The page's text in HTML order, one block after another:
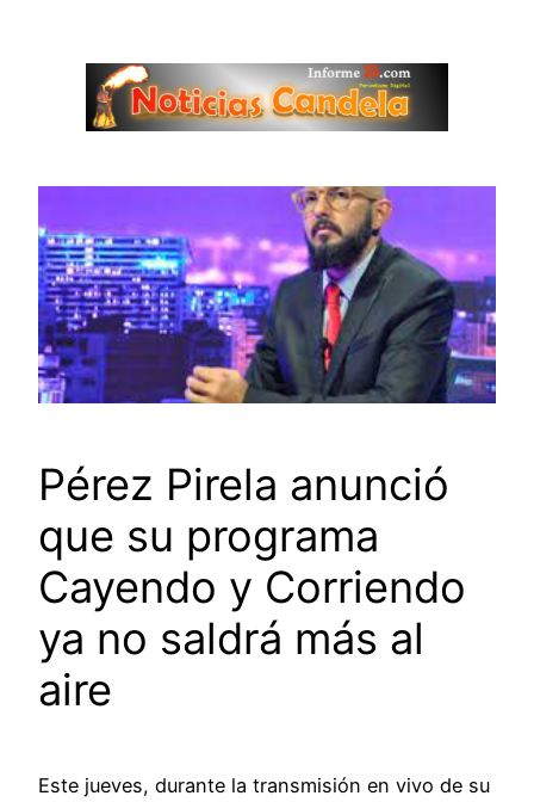
contenido
Pérez Pirela anunció
que su programa
Cayendo y Corriendo
ya no saldrá más al
aire
Este jueves, durante la transmisión en vivo de su